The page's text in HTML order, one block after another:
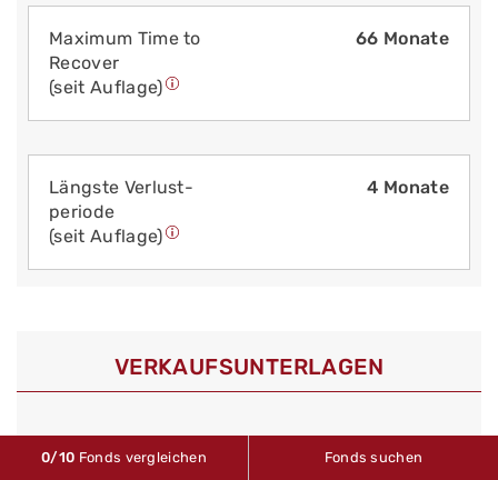
Maximum Time to
Recover
(seit Auflage)
66 Monate
Längste Verlust­
periode
(seit Auflage)
4 Monate
VERKAUFS­UNTERLAGEN
0/10 Fonds vergleichen Fonds suchen